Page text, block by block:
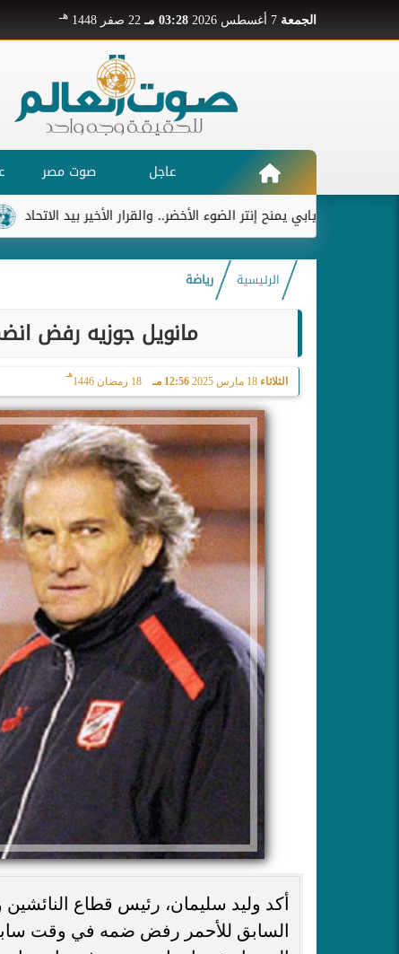
الجمعة 03:28 مـ 22 صفر 1448 هـ
عاجل صوت مصر
ريال ديابي يمنح إنتر الضوء الأخضر.. والقرار الأخير بيد الاتحاد
الرئيسية رياضة
مانويل جوزيه رفض
الثلاثاء 18 مارس 2025 12:56 مـ 18 رمضان 1446
هـ
أكد وليد سليمان، رئيس قطاع النائشين
السابق للأحمر رفض ضمه في وقت